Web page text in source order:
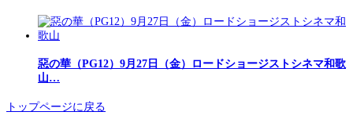
惡の華（PG12）9月27日（金）ロードショージストシネマ和歌
山…
トップページに戻る